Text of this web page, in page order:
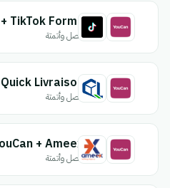
TikTok Forms
اتصل وأتمتة
Livraison
اتصل وأتمتة
+ Ameex
اتصل وأتمتة